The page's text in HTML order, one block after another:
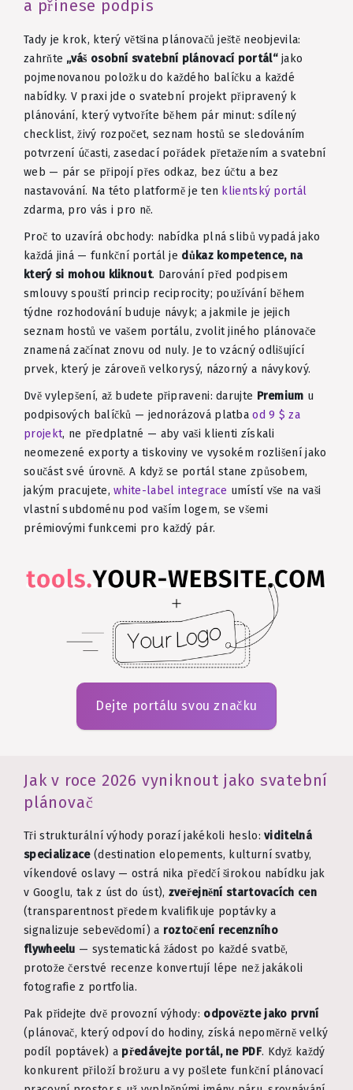
a přinese podpis
Tady je krok, který většina plánovačů ještě neobjevila:
zahrňte „váš osobní svatební plánovací portál“jako
pojmenovanou položku do každého balíčku a každé
nabídky. V praxi jde o svatební projekt připravený k
plánování, který vytvoříte během pár minut: sdílený
checklist, živý rozpočet, seznam hostů se sledováním
potvrzení účasti, zasedací pořádek přetažením a svatební
web — pár se připojí přes odkaz, bez účtu a bez
nastavování. Na této platformě je ten klientský portál
zdarma, pro vás i pro ně.
Proč to uzavírá obchody: nabídka plná slibů vypadá jako
každá jiná — funkční portál je důkaz kompetence, na
který si mohou kliknout. Darování před podpisem
smlouvy spouští princip reciprocity; používání během
týdne rozhodování buduje návyk; a jakmile je jejich
seznam hostů ve vašem portálu, zvolit jiného plánovače
znamená začínat znovu od nuly. Je to vzácný odlišující
prvek, který je zároveň velkorysý, názorný a návykový.
Dvě vylepšení, až budete připraveni: darujte Premium u
podpisových balíčků — jednorázová platbaod 9 $ za
projekt, ne předplatné — aby vaši klienti získali
neomezené exporty a tiskoviny ve vysokém rozlišení jako
součást své úrovně. A když se portál stane způsobem,
jakým pracujete,white-label integrace umístí vše na vaši
vlastní subdoménu pod vaším logem, se všemi
prémiovými funkcemi pro každý pár.
Dejte portálu svou značku
Jak v roce 2026 vyniknout jako svatební
plánovač
Tři strukturální výhody porazí jakékoli heslo:viditelná
specializace(destination elopements, kulturní svatby,
víkendové oslavy — ostrá nika předčí širokou nabídku jak
v Googlu, tak z úst do úst), zveřejnění startovacích cen
(transparentnost předem kvalifikuje poptávky a
signalizuje sebevědomí) a roztočení recenzního
flywheelu — systematická žádost po každé svatbě,
protože čerstvé recenze konvertují lépe než jakákoli
fotografie z portfolia.
Pak přidejte dvě provozní výhody: odpovězte jako první
(plánovač, který odpoví do hodiny, získá nepoměrně velký
podíl poptávek) a předávejte portál, ne PDF. Když každý
konkurent přiloží brožuru a vy pošlete funkční plánovací